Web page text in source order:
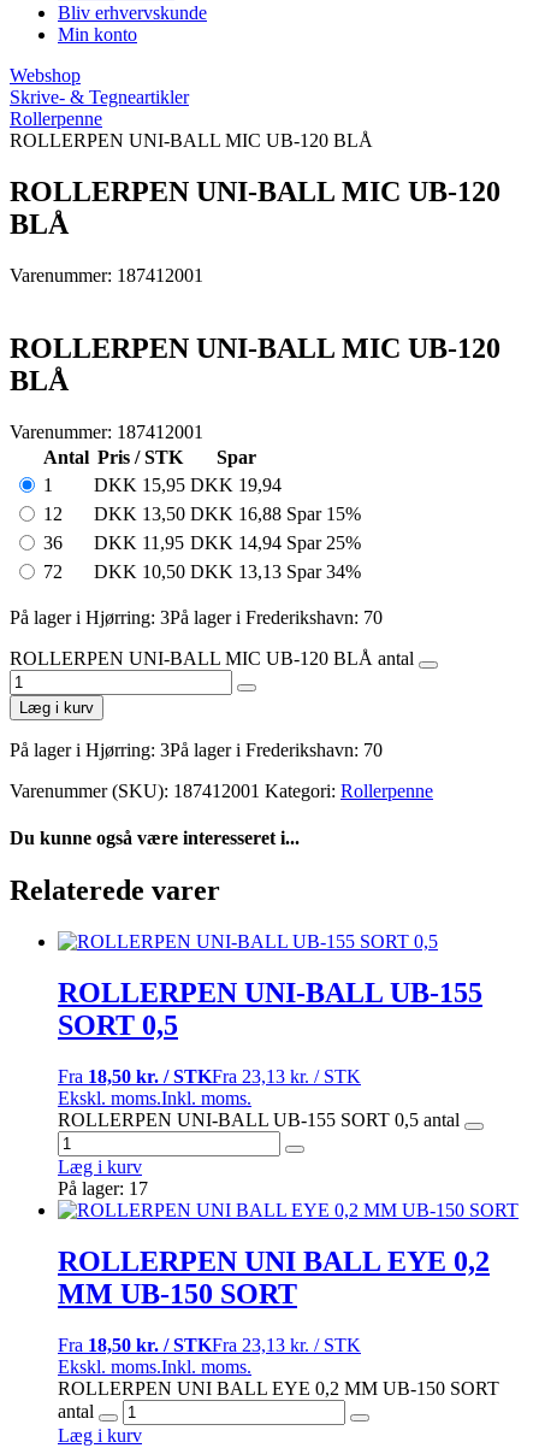
Bliv erhvervskunde
Min konto
Webshop
Skrive- & Tegneartikler
Rollerpenne
ROLLERPEN UNI-BALL MIC UB-120 BLÅ
ROLLERPEN UNI-BALL MIC UB-120
BLÅ
Varenummer: 187412001
ROLLERPEN UNI-BALL MIC UB-120
BLÅ
Varenummer: 187412001
Antal Pris / STK
Spar
1
DKK 15,95 DKK 19,94
12
DKK 13,50 DKK 16,88 Spar 15%
36
DKK 11,95 DKK 14,94 Spar 25%
72
DKK 10,50 DKK 13,13 Spar 34%
På lager i Hjørring: 3På lager i Frederikshavn: 70
ROLLERPEN UNI-BALL MIC UB-120 BLÅ antal
Læg i kurv
På lager i Hjørring: 3På lager i Frederikshavn: 70
Varenummer (SKU): 187412001 Kategori: Rollerpenne
Du kunne også være interesseret i...
Relaterede varer
ROLLERPEN UNI-BALL UB-155
SORT 0,5
Fra 18,50 kr. / STKFra 23,13 kr. / STK
Ekskl. moms.Inkl. moms.
ROLLERPEN UNI-BALL UB-155 SORT 0,5 antal
Læg i kurv
På lager: 17
ROLLERPEN UNI BALL EYE 0,2
MM UB-150 SORT
Fra 18,50 kr. / STKFra 23,13 kr. / STK
Ekskl. moms.Inkl. moms.
ROLLERPEN UNI BALL EYE 0,2 MM UB-150 SORT
antal
Læg i kurv